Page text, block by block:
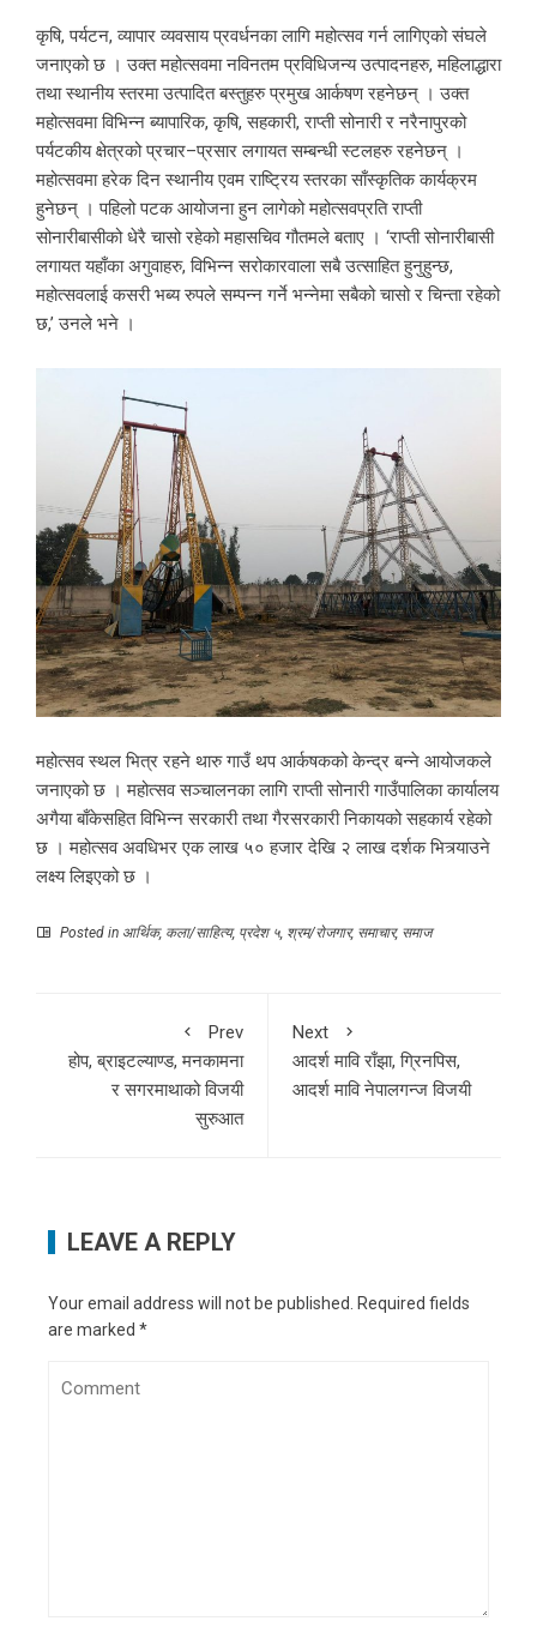
कृषि, पर्यटन, व्यापार व्यवसाय प्रवर्धनका लागि महोत्सव गर्न लागिएको संघले
जनाएको छ । उक्त महोत्सवमा नविनतम प्रविधिजन्य उत्पादनहरु, महिलाद्धारा
तथा स्थानीय स्तरमा उत्पादित बस्तुहरु प्रमुख आर्कषण रहनेछन् । उक्त
महोत्सवमा विभिन्न ब्यापारिक, कृषि, सहकारी, राप्ती सोनारी र नरैनापुरको
पर्यटकीय क्षेत्रको प्रचार–प्रसार लगायत सम्बन्धी स्टलहरु रहनेछन् ।
महोत्सवमा हरेक दिन स्थानीय एवम राष्ट्रिय स्तरका साँस्कृतिक कार्यक्रम
हुनेछन् । पहिलो पटक आयोजना हुन लागेको महोत्सवप्रति राप्ती
सोनारीबासीको धेरै चासो रहेको महासचिव गौतमले बताए । ‘राप्ती सोनारीबासी
लगायत यहाँका अगुवाहरु, विभिन्न सरोकारवाला सबै उत्साहित हुनुहुन्छ,
महोत्सवलाई कसरी भब्य रुपले सम्पन्न गर्ने भन्नेमा सबैको चासो र चिन्ता रहेको
छ,’ उनले भने ।
महोत्सव स्थल भित्र रहने थारु गाउँ थप आर्कषकको केन्द्र बन्ने आयोजकले
जनाएको छ । महोत्सव सञ्चालनका लागि राप्ती सोनारी गाउँपालिका कार्यालय
अगैया बाँकेसहित विभिन्न सरकारी तथा गैरसरकारी निकायको सहकार्य रहेको
छ । महोत्सव अवधिभर एक लाख ५० हजार देखि २ लाख दर्शक भित्र्याउने
लक्ष्य लिइएको छ ।
Posted in आर्थिक, कला/साहित्य, प्रदेश ५ श्रम/रोजगार, समाचार, समाज
Prev
होप, ब्राइटल्याण्ड, मनकामना
र सगरमाथाको विजयी
सुरुआत
Next
आदर्श मावि राँझा, ग्रिनपिस,
आदर्श मावि नेपालगन्ज विजयी
LEAVE A REPLY
Your email address will not be published.
Required fields
are marked *